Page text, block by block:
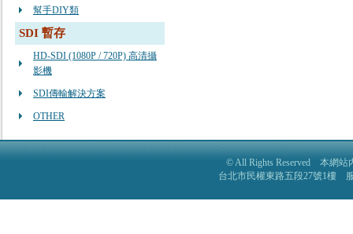
幫手DIY類
SDI 暫存
HD-SDI (1080P / 720P) 高清攝
影機
SDI傳輸解決方案
OTHER
© All Rights Reserved 本網站
台北市民權東路五段27號1樓